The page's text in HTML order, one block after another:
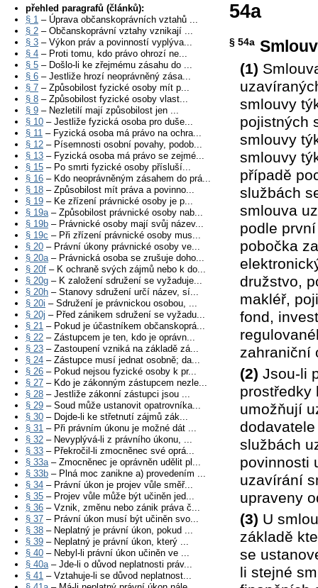
přehled paragrafů (článků):
§ 1 – Úprava občanskoprávních vztahů ...
§ 2 – Občanskoprávní vztahy vznikají ...
§ 3 – Výkon práv a povinností vyplýva...
§ 4 – Proti tomu, kdo právo ohrozí ne...
§ 5 – Došlo-li ke zřejmému zásahu do ...
§ 6 – Jestliže hrozí neoprávněný zása...
§ 7 – Způsobilost fyzické osoby mít p...
§ 8 – Způsobilost fyzické osoby vlast...
§ 9 – Nezletilí mají způsobilost jen ...
§ 10 – Jestliže fyzická osoba pro duše...
§ 11 – Fyzická osoba má právo na ochra...
§ 12 – Písemnosti osobní povahy, podob...
§ 13 – Fyzická osoba má právo se zejmé...
§ 15 – Po smrti fyzické osoby přísluší...
§ 16 – Kdo neoprávněným zásahem do prá...
§ 18 – Způsobilost mít práva a povinno...
§ 19 – Ke zřízení právnické osoby je p...
§ 19a– Způsobilost právnické osoby nab...
§ 19b – Právnické osoby mají svůj název...
§ 19c – Při zřízení právnické osoby mus...
§ 20 – Právní úkony právnické osoby ve...
§ 20a– Právnická osoba se zrušuje doho...
§ 20f – K ochraně svých zájmů nebo k do...
§ 20g – K založení sdružení se vyžaduje...
§ 20h – Stanovy sdružení určí název, sí...
§ 20i – Sdružení je právnickou osobou, ...
§ 20j – Před zánikem sdružení se vyžadu...
§ 21 – Pokud je účastníkem občanskoprá...
§ 22 – Zástupcem je ten, kdo je oprávn...
§ 23 – Zastoupení vzniká na základě zá...
§ 24 – Zástupce musí jednat osobně; da...
§ 26 – Pokud nejsou fyzické osoby k pr...
§ 27 – Kdo je zákonným zástupcem nezle...
§ 28 – Jestliže zákonní zástupci jsou ...
§ 29 – Soud může ustanovit opatrovníka...
§ 30 – Dojde-li ke střetnutí zájmů zák...
§ 31 – Při právním úkonu je možné dát ...
§ 32 – Nevyplývá-li z právního úkonu, ...
§ 33 – Překročil-li zmocněnec své oprá...
§ 33a– Zmocněnec je oprávněn udělit pl...
§ 33b – Plná moc zanikne a) provedením ...
§ 34 – Právní úkon je projev vůle směř...
§ 35 – Projev vůle může být učiněn jed...
§ 36 – Vznik, změnu nebo zánik práva č...
§ 37 – Právní úkon musí být učiněn svo...
§ 38 – Neplatný je právní úkon, pokud ...
§ 39 – Neplatný je právní úkon, který ...
§ 40 – Nebyl-li právní úkon učiněn ve ...
§ 40a– Jde-li o důvod neplatnosti práv...
§ 41 – Vztahuje-li se důvod neplatnost...
54a
§ 54a
(1)
smlouvy
pojistných
smlouvy
smlouvy
případě
službách
smlouva
podle
pobočka
družstvo,
makléř,
fond,
zahraniční
(2) Jsou-li
prostředky
umožňují
službách
povinnosti
uzavírání
upraveny
(3) U
základě
se
li stejné